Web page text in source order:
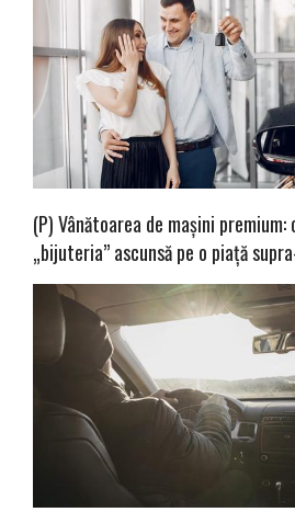
(P) Vânătoarea de mașini premium:
„bijuteria” ascunsă pe o piață